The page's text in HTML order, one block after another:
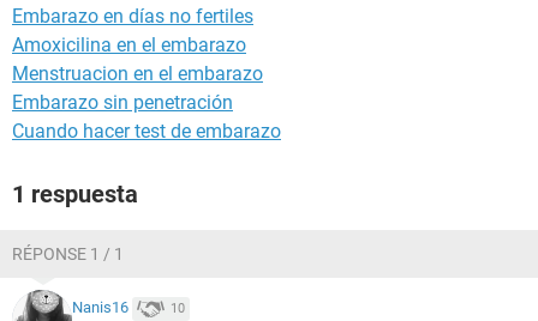
Embarazo en días no fertiles
Amoxicilina en el embarazo
Menstruacion en el embarazo
Embarazo sin penetración
Cuando hacer test de embarazo
1 respuesta
RÉPONSE 1 / 1
Nanis16 10